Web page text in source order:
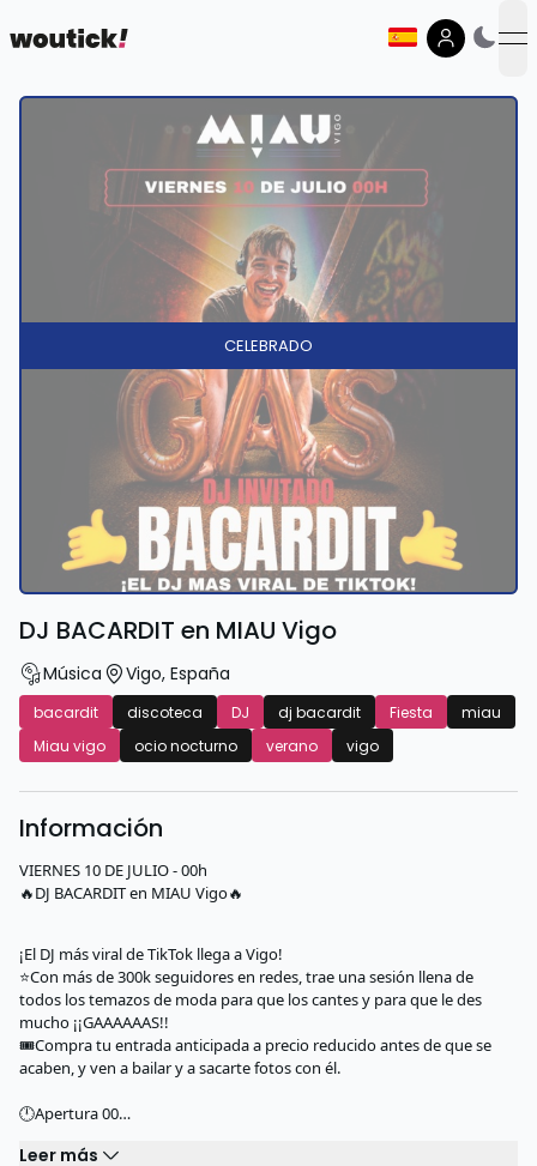
CELEBRADO
DJ BACARDIT en MIAU Vigo
Música Vigo, España
bacardit discoteca DJ dj bacardit Fiesta
miau
Miau vigo
ocio nocturno verano vigo
Información
VIERNES 10 DE JULIO - 00h
🔥DJ BACARDIT en MIAU Vigo🔥
¡El DJ más viral de TikTok llega a Vigo!
⭐Con más de 300k seguidores en redes, trae una sesión llena de
todos los temazos de moda para que los cantes y para que le des
mucho ¡¡GAAAAAAS!!
🎟️Compra tu entrada anticipada a precio reducido antes de que se
acaben, y ven a bailar y a sacarte fotos con él.
🕛Apertura 00…
Leer más